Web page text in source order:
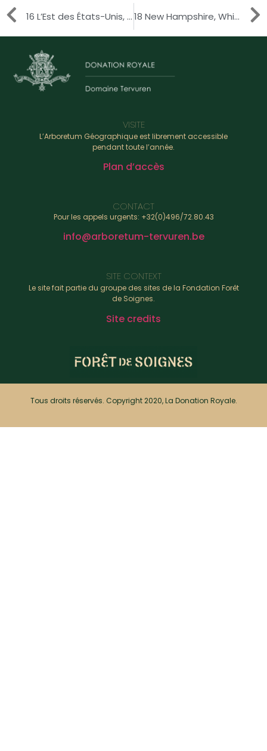
16 L’Est des États-Unis, Basse vallée de l’Ohio 18 New Hampshire, White Mountains
VISITE
L’Arboretum Géographique est librement accessible
pendant toute l’année.
Plan d’accès
CONTACT
Pour les appels urgents: +32(0)496/72.80.43
info@arboretum-tervuren.be
SITE CONTEXT
Le site fait partie du groupe des sites de la Fondation Forêt
de Soignes.
Site credits
Tous droits réservés. Copyright 2020, La Donation Royale.